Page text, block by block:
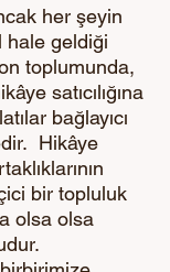
her şeyin
hale geldiği
toplumunda,
satıcılığına
bağlayıcı
Hikâye
bir topluluk
olsa olsa